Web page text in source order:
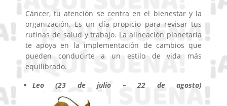
Cáncer, tu atención se centra en el bienestar y la
organización. Es un día propicio para revisar tus
rutinas de salud y trabajo. La alineación planetaria
te apoya en la implementación de cambios que
pueden conducirte a un estilo de vida más
equilibrado.
Leo (23 de julio – 22 de agosto)